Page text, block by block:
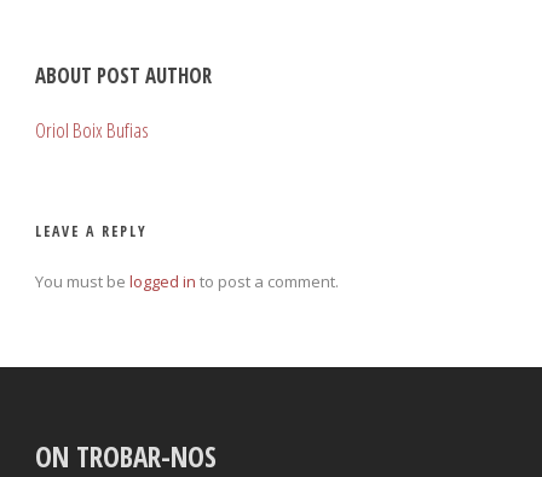
ABOUT POST AUTHOR
Oriol Boix Bufias
LEAVE A REPLY
You must be logged in to post a comment.
ON TROBAR-NOS